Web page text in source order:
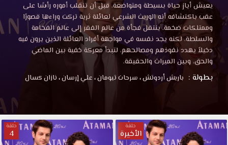
يعيش أياز حياة بسيطة ومتواضعة، قبل أن تنقلب أموره رأسًا على
عقب باكتشافه أنه الوريث الشرعي لعائلة ثرية تركت وراءها قصورًا
وممتلكات ضخمة. ينتقل فجأة من عالم الفقر إلى عالم الفخامة
والسلطة، لكنه يجد نفسه في مواجهة أفراد العائلة الذين يرون فيه
دخيلاً يهدد نفوذهم ومصالحهم، لتبدأ معركة خفية بين الماضي
والحق، وبين الميراث والحقيقة.
بطولة : باريش أردوتش، سرحات تيومان، علي إرسان، نازان كسال
حلقة
الأخيرة
حلقة
4